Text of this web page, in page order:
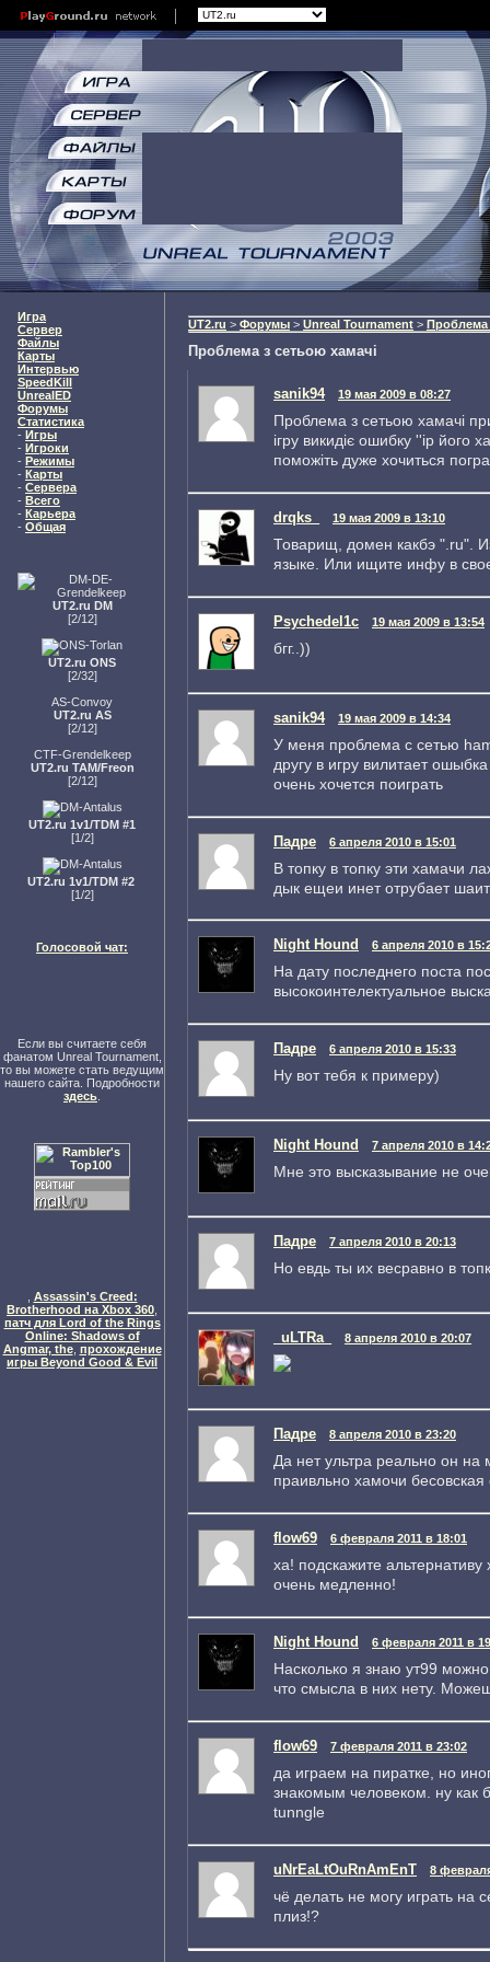
Игра
Сервер
Файлы
Карты
Интервью
SpeedKill
UnrealED
Форумы
Статистика
- Игры
- Игроки
- Режимы
- Карты
- Сервера
- Всего
- Карьера
- Общая
UT2.ru DM
[2/12]
UT2.ru ONS
[2/32]
AS-Convoy
UT2.ru AS
[2/12]
CTF-Grendelkeep
UT2.ru TAM/Freon
[2/12]
UT2.ru 1v1/TDM #1
[1/2]
UT2.ru 1v1/TDM #2
[1/2]
Голосовой чат:
Если вы считаете себя
фанатом Unreal Tournament,
то вы можете стать ведущим
нашего сайта. Подробности
здесь
Assassin's Creed:
Brotherhood на Xbox 360
патч для Lord of the Rings
Online: Shadows of
Angmar, the, прохождение
игры Beyond Good & Evil
UT2.ru > Форумы > Unreal Tournament > Проблема
Проблема з сетьою хамачі
sanik94 19 мая 2009 в 08:27
Проблема з сетьою хамачі
ігру викидіє ошибку ''ip його
поможіть дуже хочиться
drqks_ 19 мая 2009 в 13:10
Товарищ, домен какбэ ".ru".
языке. Или ищите инфу в
Psychedel1c 19 мая 2009 в 13:54
бгг..))
sanik94 19 мая 2009 в 14:34
У меня проблема с сетью
другу в игру вилитает
очень хочется поиграть
Падре 6 апреля 2010 в 15:01
В топку в топку эти хамачи
дык ещеи инет отрубает
Night Hound 6 апреля 2010 в
На дату последнего поста
высокоинтелектуальное
Падре 6 апреля 2010 в 15:33
Ну вот тебя к примеру)
Night Hound 7 апреля 2010 в
Мне это высказывание не
Падре 7 апреля 2010 в 20:13
Но евдь ты их весравно в
_uLTRa_ 8 апреля 2010 в 20:07
Падре 8 апреля 2010 в 23:20
Да нет ультра реально он
праивльно хамочи бесовская
flow69 6 февраля 2011 в 18:01
ха! подскажите
очень медленно!
Night Hound 6 февраля 2011 в
Насколько я знаю ут99 можно
что смысла в них нету.
flow69 7 февраля 2011 в 23:02
да играем на пиратке, но
знакомым человеком. ну как
tunngle
uNrEaLtOuRnAmEnT 8
чё делать не могу играть на
плиз!?